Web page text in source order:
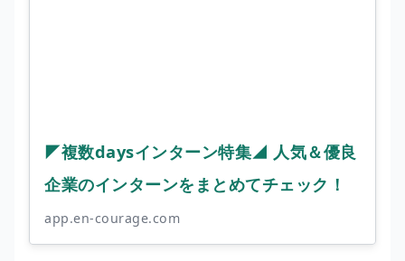
◤複数daysインターン特集◢ 人気＆優良
企業のインターンをまとめてチェック！
app.en-courage.com